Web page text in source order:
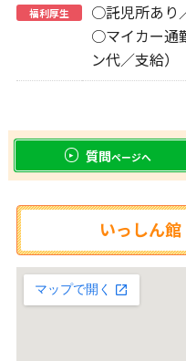
福利厚生
○託児所あり
○マイカー通
ン代／支給）
質問ページへ
いっしん